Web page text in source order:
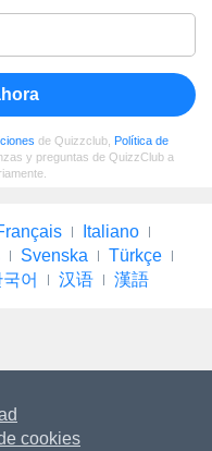
de Quizzclub, Política de
y preguntas de QuizzClub a
Italiano
Svenska
Türkçe
어 汉语 漢語
cookies